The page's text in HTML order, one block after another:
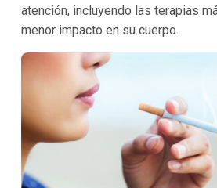
atención, incluyendo las terapias
menor impacto en su cuerpo.